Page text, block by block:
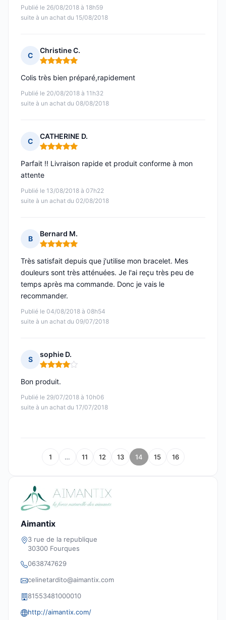
Publié le 26/08/2018 à 18h59
suite à un achat du 15/08/2018
C
Christine C.
Note : 5 sur 5
Publié le 20/08/2018 à 11h32
suite à un achat du 08/08/2018
Colis très bien préparé,rapidement
C
CATHERINE D.
Note : 5 sur 5
Publié le 13/08/2018 à 07h22
suite à un achat du 02/08/2018
Parfait !! Livraison rapide et produit conforme à mon
attente
B
Bernard M.
Note : 5 sur 5
Publié le 04/08/2018 à 08h54
suite à un achat du 09/07/2018
Très satisfait depuis que j'utilise mon bracelet. Mes
douleurs sont très atténuées. Je l'ai reçu très peu de
temps après ma commande. Donc je vais le
recommander.
S
sophie D.
Note : 4 sur 5
Publié le 29/07/2018 à 10h06
suite à un achat du 17/07/2018
Bon produit.
1 … 11 12 13 14 15 16
Aimantix
3 rue de la republique
30300 Fourques
0638747629
celinetardito@aimantix.com
81553481000010
http://aimantix.com/